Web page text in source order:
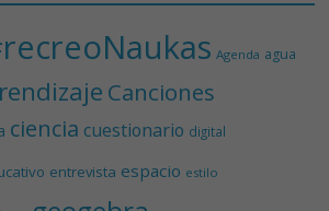
Agenda agua
Canciones
ciencia cuestionario digital
entrevista espacio estilo